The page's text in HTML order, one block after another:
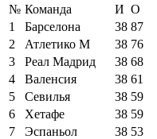
№ Команда И О
1
Барселона 38 87
2
Атлетико М 38 76
3
Реал Мадрид 38 68
4
Валенсия 38 61
5
Севилья 38 59
6
Хетафе 38 59
7
Эспаньол 38 53